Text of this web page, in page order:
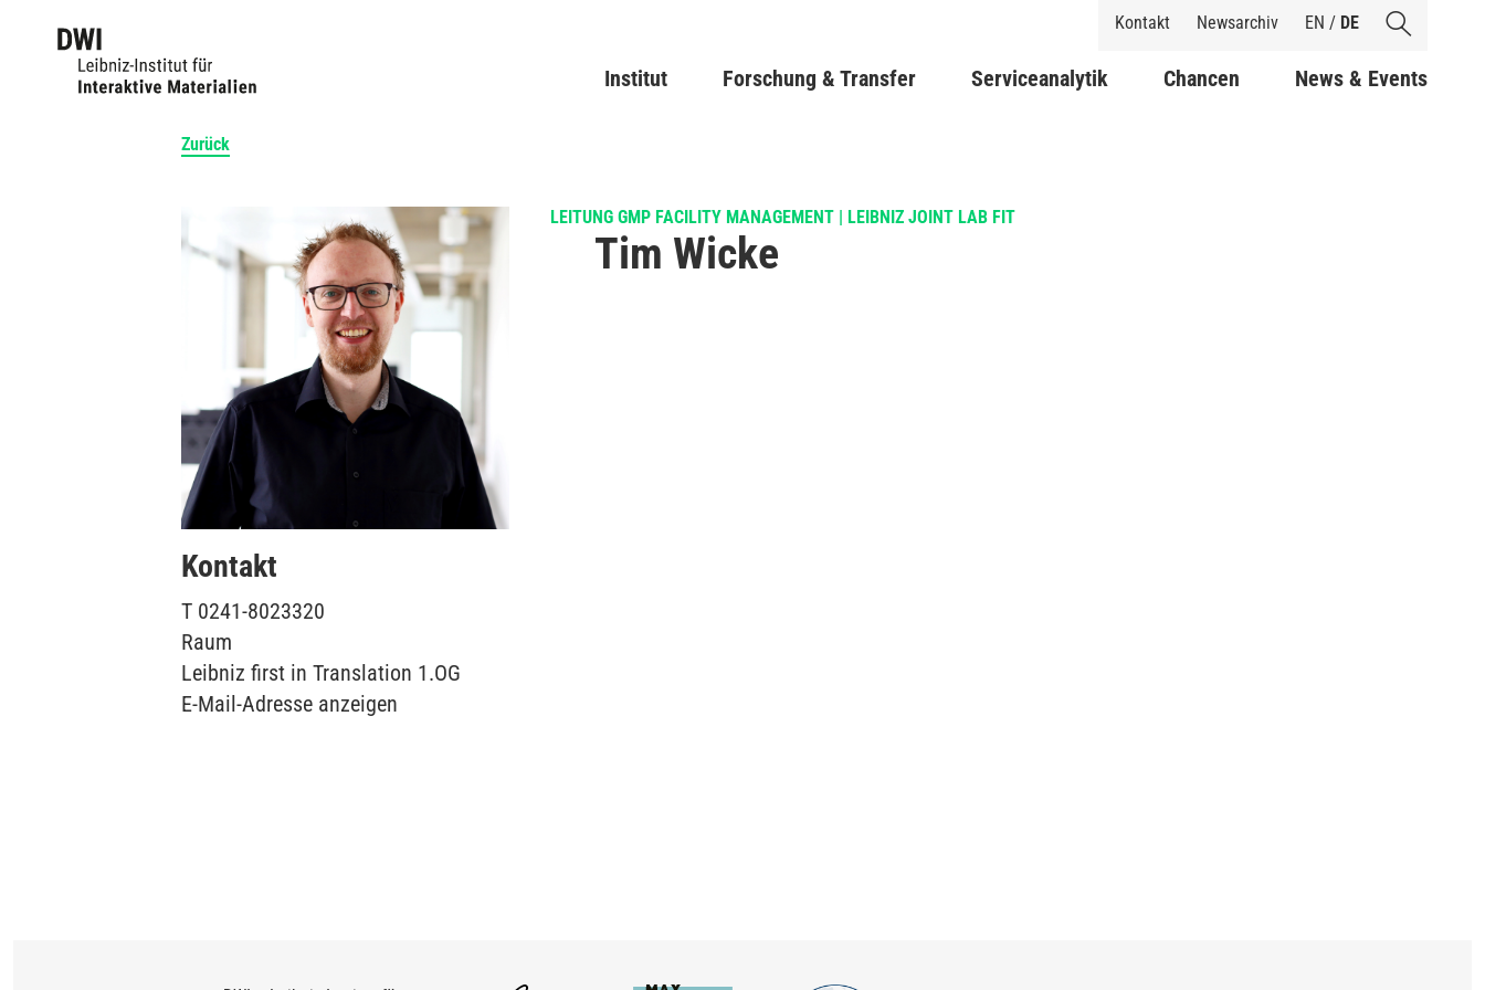
Inhalt
Shortcuts
Kontakt Newsarchiv EN / DE
Main navigation
Institut Forschung & Transfer Serviceanalytik Chancen News & Events
Zurück
Kontakt
T 0241-8023320
Raum
Leibniz first in Translation 1.OG
E-Mail-Adresse anzeigen
LEITUNG GMP FACILITY MANAGEMENT | LEIBNIZ JOINT LAB FIT
Tim Wicke